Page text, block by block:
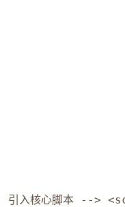
入核心脚本 -->